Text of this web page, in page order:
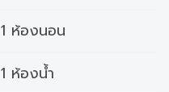
1 ห้องนอน
1 ห้องน้ำ